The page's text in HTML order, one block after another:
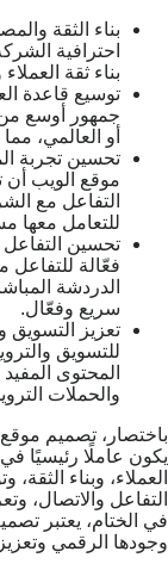
بناء الثقة
احترافية
بناء ثقة
توسيع قاعدة
جمهور أوسع من
أو العالمي،
تحسين تجربة
موقع الويب أن
التفاعل مع
للتعامل معها
تحسين
فعّالة للتفاعل
الدردشة
سريع وفعّال.
تعزيز التسويق
للتسويق
المحتوى
والحملات
باختصار، تصميم
يكون عاملًا رئيسيًا
العملاء، وبناء
التفاعل والاتصال،
في الختام، يعتبر
وجودها الرقمي وتعزيز